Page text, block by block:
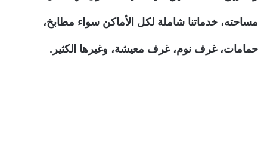
مساحته، خدماتنا شاملة لكل الأماكن سواء مطابخ،
حمامات، غرف نوم، غرف معيشة، وغيرها الكثير.